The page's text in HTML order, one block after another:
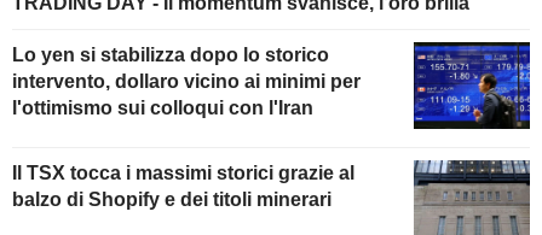
Lo yen si stabilizza dopo lo storico
intervento, dollaro vicino ai minimi per
l'ottimismo sui colloqui con l'Iran
Il TSX tocca i massimi storici grazie al
balzo di Shopify e dei titoli minerari